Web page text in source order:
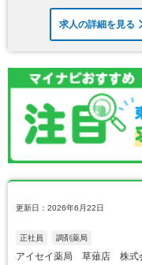
求人の詳細を見る
更新日：2026年6月22日
正社員 調剤薬局
アイセイ薬局 草薙店 株式